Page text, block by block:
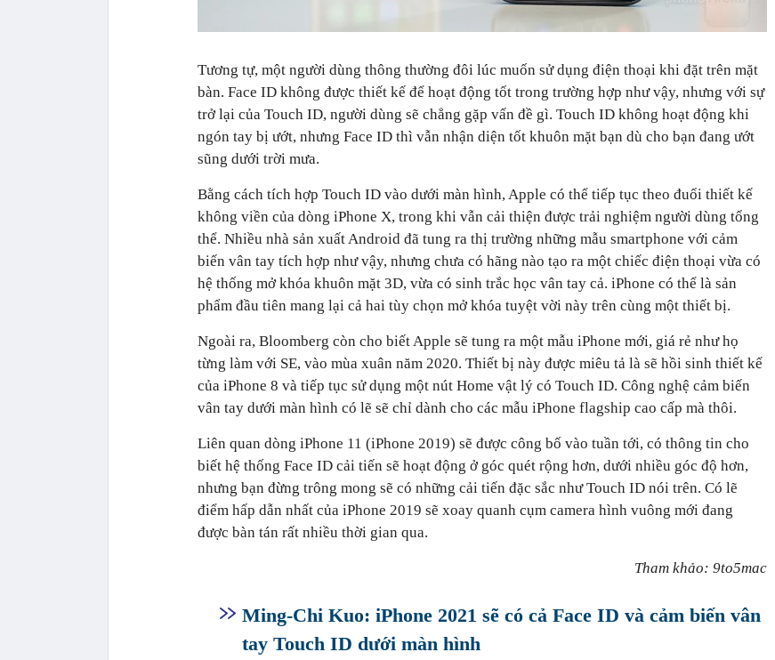
Tương tự, một người dùng thông thường đôi lúc muốn sử dụng điện thoại khi đặt trên mặt
bàn. Face ID không được thiết kế để hoạt động tốt trong trường hợp như vậy, nhưng với sự
trở lại của Touch ID, người dùng sẽ chẳng gặp vấn đề gì. Touch ID không hoạt động khi
ngón tay bị ướt, nhưng Face ID thì vẫn nhận diện tốt khuôn mặt bạn dù cho bạn đang ướt
sũng dưới trời mưa.
Bằng cách tích hợp Touch ID vào dưới màn hình, Apple có thể tiếp tục theo đuổi thiết kế
không viền của dòng iPhone X, trong khi vẫn cải thiện được trải nghiệm người dùng tổng
thể. Nhiều nhà sản xuất Android đã tung ra thị trường những mẫu smartphone với cảm
biến vân tay tích hợp như vậy, nhưng chưa có hãng nào tạo ra một chiếc điện thoại vừa có
hệ thống mở khóa khuôn mặt 3D, vừa có sinh trắc học vân tay cả. iPhone có thể là sản
phẩm đầu tiên mang lại cả hai tùy chọn mở khóa tuyệt vời này trên cùng một thiết bị.
Ngoài ra, Bloomberg còn cho biết Apple sẽ tung ra một mẫu iPhone mới, giá rẻ như họ
từng làm với SE, vào mùa xuân năm 2020. Thiết bị này được miêu tả là sẽ hồi sinh thiết kế
của iPhone 8 và tiếp tục sử dụng một nút Home vật lý có Touch ID. Công nghệ cảm biến
vân tay dưới màn hình có lẽ sẽ chỉ dành cho các mẫu iPhone flagship cao cấp mà thôi.
Liên quan dòng iPhone 11 (iPhone 2019) sẽ được công bố vào tuần tới, có thông tin cho
biết hệ thống Face ID cải tiến sẽ hoạt động ở góc quét rộng hơn, dưới nhiều góc độ hơn,
nhưng bạn đừng trông mong sẽ có những cải tiến đặc sắc như Touch ID nói trên. Có lẽ
điểm hấp dẫn nhất của iPhone 2019 sẽ xoay quanh cụm camera hình vuông mới đang
được bàn tán rất nhiều thời gian qua.
Tham khảo: 9to5mac
Ming-Chi Kuo: iPhone 2021 sẽ có cả Face ID và cảm biến vân
tay Touch ID dưới màn hình